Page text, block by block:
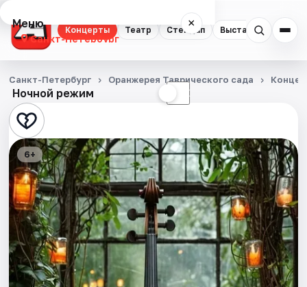
Концерты Театр Стендап Выставки
Меню ×
Санкт-Петербург
Концерты
Театр
Стендап
Выставки
Квесты
Экскурсии
Спорт
Ночной режим ☾
Санкт-Петербург Оранжерея Таврического сада
6+